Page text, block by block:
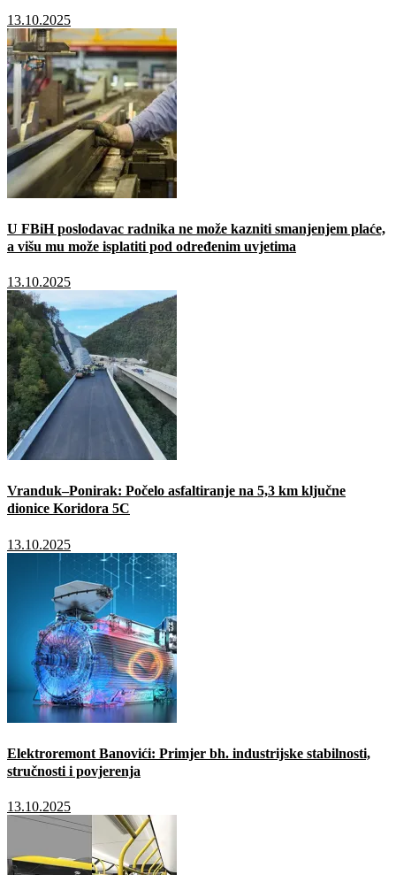
13.10.2025
U FBiH poslodavac radnika ne može kazniti smanjenjem plaće,
a višu mu može isplatiti pod određenim uvjetima
13.10.2025
Vranduk–Ponirak: Počelo asfaltiranje na 5,3 km ključne
dionice Koridora 5C
13.10.2025
Elektroremont Banovići: Primjer bh. industrijske stabilnosti,
stručnosti i povjerenja
13.10.2025